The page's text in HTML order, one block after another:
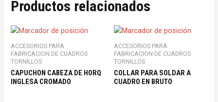
Productos relacionados
ACCESORIOS PARA
FABRICACION DE CUADROS
TORNILLOS
CAPUCHON CABEZA DE HORQ
INGLESA CROMADO
ACCESORIOS PARA
FABRICACION DE CUADROS
TORNILLOS
COLLAR PARA SOLDAR A
CUADRO EN BRUTO